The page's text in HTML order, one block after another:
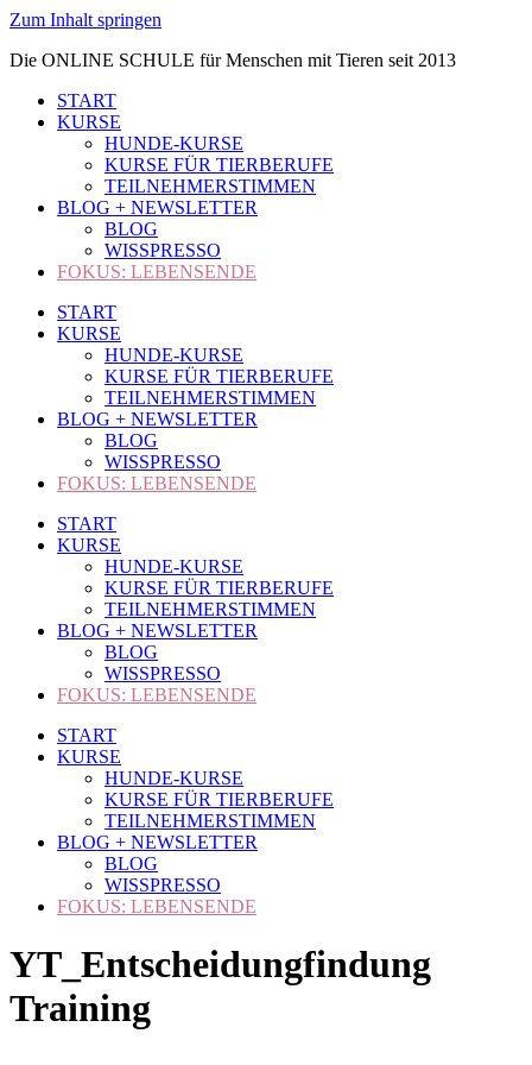
Zum Inhalt springen
Die ONLINE SCHULE für Menschen mit Tieren seit 2013
START
KURSE
HUNDE-KURSE
KURSE FÜR TIERBERUFE
TEILNEHMERSTIMMEN
BLOG + NEWSLETTER
BLOG
WISSPRESSO
FOKUS: LEBENSENDE
START
KURSE
HUNDE-KURSE
KURSE FÜR TIERBERUFE
TEILNEHMERSTIMMEN
BLOG + NEWSLETTER
BLOG
WISSPRESSO
FOKUS: LEBENSENDE
START
KURSE
HUNDE-KURSE
KURSE FÜR TIERBERUFE
TEILNEHMERSTIMMEN
BLOG + NEWSLETTER
BLOG
WISSPRESSO
FOKUS: LEBENSENDE
START
KURSE
HUNDE-KURSE
KURSE FÜR TIERBERUFE
TEILNEHMERSTIMMEN
BLOG + NEWSLETTER
BLOG
WISSPRESSO
FOKUS: LEBENSENDE
YT_Entscheidungfindung
Training